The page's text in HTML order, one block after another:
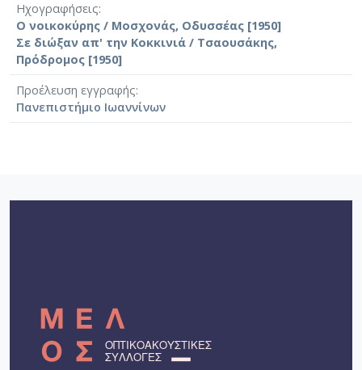
Ηχογραφήσεις
Ο νοικοκύρης / Μοσχονάς, Οδυσσέας [1950]
Σε διώξαν απ' την Κοκκινιά / Τσαουσάκης,
Πρόδρομος [1950]
Προέλευση εγγραφής
Πανεπιστήμιο Ιωαννίνων